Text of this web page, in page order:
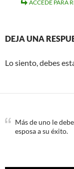
ACCEDE PARA
DEJA UNA
Lo siento, debes
Más de uno le
esposa a su éxito.